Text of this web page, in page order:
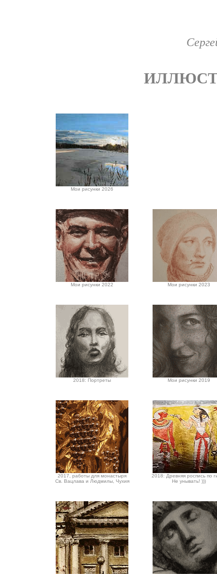
Мои рисунки 2026
Мои рисунки 2022 Мои рисунки 2023
2018: Портреты Мои рисунки 2019
2017, работы для монастыря
Св. Вацлава и Людмилы, Чухия
2018: Древняя роспись по
Не унывать! )))